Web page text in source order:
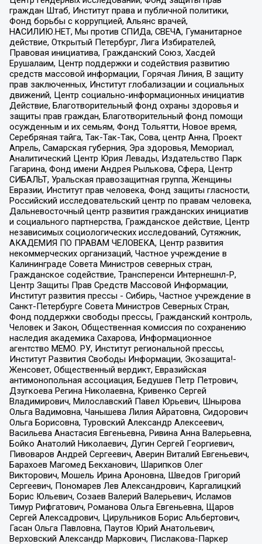
граждан Штаб, Институт права и публичной политики,
Фонд борьбы с коррупцией, Альянс врачей,
НАСИЛИЮ.НЕТ, Мы против СПИДа, СВЕЧА, Гуманитарное
действие, Открытый Петербург, Лига Избирателей,
Правовая инициатива, Гражданский Союз, Хасдей
Ерушалаим, Центр поддержки и содействия развитию
средств массовой информации, Горячая Линия, В защиту
прав заключенных, Институт глобализации и социальных
движений, Центр социально-информационных инициатив
Действие, Благотворительный фонд охраны здоровья и
защиты прав граждан, Благотворительный фонд помощи
осужденным и их семьям, Фонд Тольятти, Новое время,
Серебряная тайга, Так-Так-Так, Сова, центр Анна, Проект
Апрель, Самарская губерния, Эра здоровья, Мемориал,
Аналитический Центр Юрия Левады, Издательство Парк
Гагарина, Фонд имени Андрея Рылькова, Сфера, Центр
СИБАЛЬТ, Уральская правозащитная группа, Женщины
Евразии, Институт прав человека, Фонд защиты гласности,
Российский исследовательский центр по правам человека,
Дальневосточный центр развития гражданских инициатив
и социального партнерства, Гражданское действие, Центр
независимых социологических исследований, Сутяжник,
АКАДЕМИЯ ПО ПРАВАМ ЧЕЛОВЕКА, Центр развития
некоммерческих организаций, Частное учреждение в
Калининграде Совета Министров северных стран,
Гражданское содействие, Трансперенси Интернешнл-Р,
Центр Защиты Прав Средств Массовой Информации,
Институт развития прессы - Сибирь, Частное учреждение в
Санкт-Петербурге Совета Министров Северных Стран,
Фонд поддержки свободы прессы, Гражданский контроль,
Человек и Закон, Общественная комиссия по сохранению
наследия академика Сахарова, Информационное
агентство МЕМО. РУ, Институт региональной прессы,
Институт Развития Свободы Информации, Экозащита!-
Женсовет, Общественный вердикт, Евразийская
антимонопольная ассоциация, Бедушев Петр Петрович,
Дзугкоева Регина Николаевна, Кривенко Сергей
Владимирович, Милославский Павел Юрьевич, Шнырова
Ольга Вадимовна, Чанышева Лилия Айратовна, Сидорович
Ольга Борисовна, Туровский Александр Алексеевич,
Васильева Анастасия Евгеньевна, Ривина Анна Валерьевна,
Бойко Анатолий Николаевич, Дугин Сергей Георгиевич,
Пивоваров Андрей Сергеевич, Аверин Виталий Евгеньевич,
Барахоев Магомед Бекханович, Шарипков Олег
Викторович, Мошель Ирина Ароновна, Шведов Григорий
Сергеевич, Пономарев Лев Александрович, Каргалицкий
Борис Юльевич, Созаев Валерий Валерьевич, Исламов
Тимур Рифгатович, Романова Ольга Евгеньевна, Щаров
Сергей Алексадрович, Цирульников Борис Альбертович,
Гасан Ольга Павловна, Паутов Юрий Анатольевич,
Верховский Александр Маркович, Пислакова-Паркер